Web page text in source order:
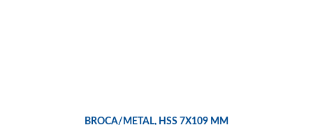
BROCA/METAL, HSS 7X109 MM